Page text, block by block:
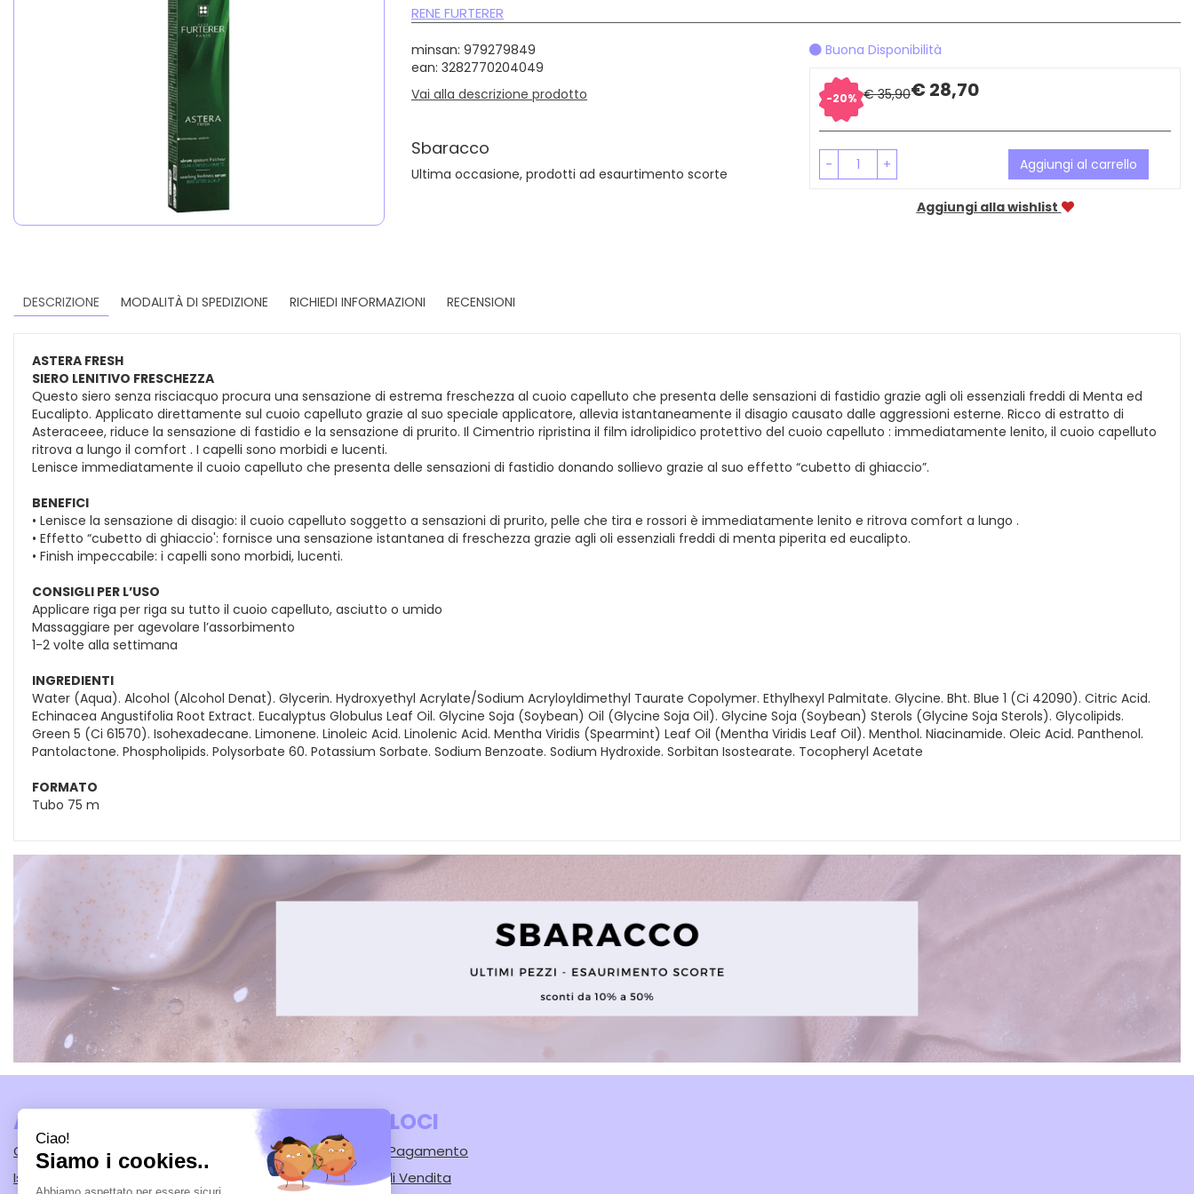
RENE FURTERER
minsan: 979279849
ean: 3282770204049
Vai alla descrizione prodotto
Sbaracco
Ultima occasione, prodotti ad esaurtimento scorte
Buona Disponibilità
Sconto
del20% € 35,90Prezzo
scontato
€ 28,70
- + Aggiungi al carrello
Aggiungi alla wishlist
DESCRIZIONE MODALITÀ DI SPEDIZIONE RICHIEDI INFORMAZIONI RECENSIONI
ASTERA FRESH
SIERO LENITIVO FRESCHEZZA
Questo siero senza risciacquo procura una sensazione di estrema freschezza al cuoio capelluto che presenta delle sensazioni di fastidio grazie agli oli essenziali freddi di Menta ed
Eucalipto. Applicato direttamente sul cuoio capelluto grazie al suo speciale applicatore, allevia istantaneamente il disagio causato dalle aggressioni esterne. Ricco di estratto di
Asteraceee, riduce la sensazione di fastidio e la sensazione di prurito. Il Cimentrio ripristina il film idrolipidico protettivo del cuoio capelluto : immediatamente lenito, il cuoio capelluto
ritrova a lungo il comfort . I capelli sono morbidi e lucenti.
Lenisce immediatamente il cuoio capelluto che presenta delle sensazioni di fastidio donando sollievo grazie al suo effetto “cubetto di ghiaccio”.
BENEFICI
• Lenisce la sensazione di disagio: il cuoio capelluto soggetto a sensazioni di prurito, pelle che tira e rossori è immediatamente lenito e ritrova comfort a lungo .
• Effetto “cubetto di ghiaccio': fornisce una sensazione istantanea di freschezza grazie agli oli essenziali freddi di menta piperita ed eucalipto.
• Finish impeccabile: i capelli sono morbidi, lucenti.
CONSIGLI PER L’USO
Applicare riga per riga su tutto il cuoio capelluto, asciutto o umido
Massaggiare per agevolare l’assorbimento
1-2 volte alla settimana
INGREDIENTI
Water (Aqua). Alcohol (Alcohol Denat). Glycerin. Hydroxyethyl Acrylate/Sodium Acryloyldimethyl Taurate Copolymer. Ethylhexyl Palmitate. Glycine. Bht. Blue 1 (Ci 42090). Citric Acid.
Echinacea Angustifolia Root Extract. Eucalyptus Globulus Leaf Oil. Glycine Soja (Soybean) Oil (Glycine Soja Oil). Glycine Soja (Soybean) Sterols (Glycine Soja Sterols). Glycolipids.
Green 5 (Ci 61570). Isohexadecane. Limonene. Linoleic Acid. Linolenic Acid. Mentha Viridis (Spearmint) Leaf Oil (Mentha Viridis Leaf Oil). Menthol. Niacinamide. Oleic Acid. Panthenol.
Pantolactone. Phospholipids. Polysorbate 60. Potassium Sorbate. Sodium Benzoate. Sodium Hydroxide. Sorbitan Isostearate. Tocopheryl Acetate
FORMATO
Tubo 75 m
AREA UTENTE
Contatti
Iscrizione alla Newsletter
LINK VELOCI
Modalità di Pagamento
Condizioni di Vendita